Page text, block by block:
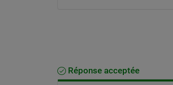
Réponse acceptée